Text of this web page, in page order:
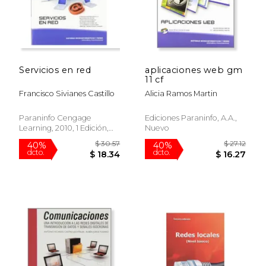
Servicios en red
Francisco Sivianes Castillo
Paraninfo Cengage
Learning, 2010, 1 Edición,
Tapa Blanda, Nuevo
40%
dcto.
$ 30.57
$ 18.34
aplicaciones web gm
11 cf
Alicia Ramos Martin
Ediciones Paraninfo, A.a.,
Nuevo
dcto.